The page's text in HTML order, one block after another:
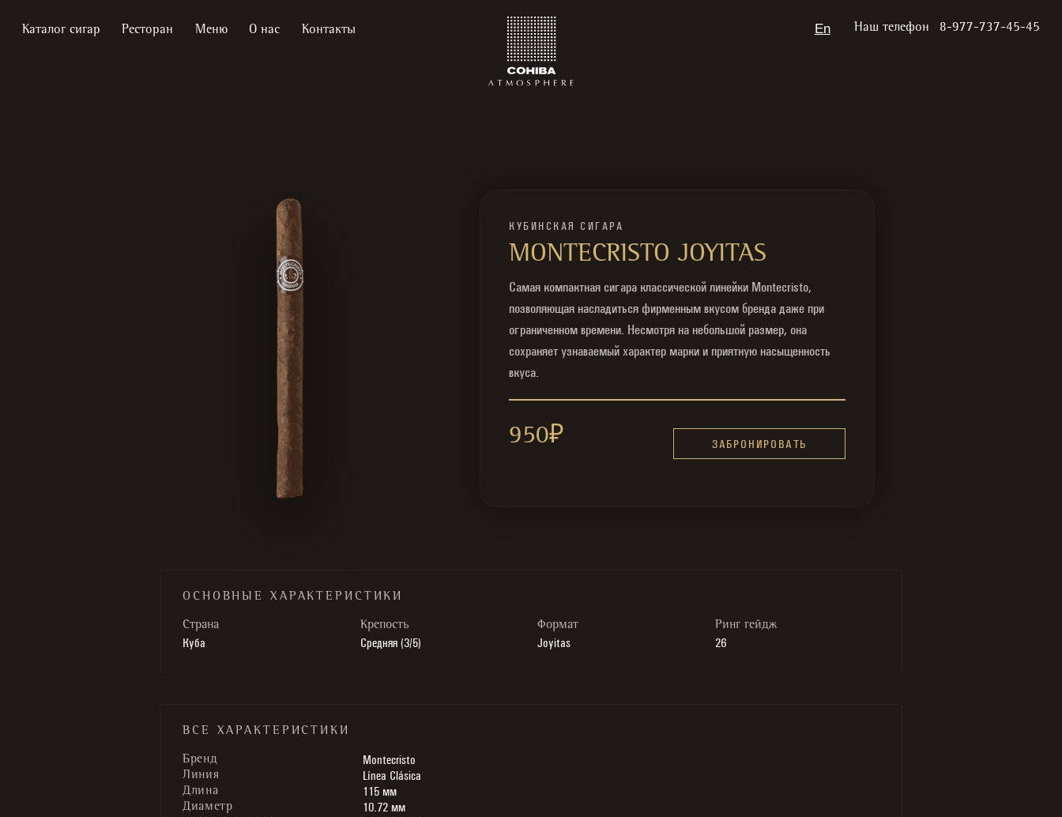
Каталог сигар Ресторан Меню О нас Контакты En Наш телефон 8-977-737-45-45
КУБИНСКАЯ СИГАРА
MONTECRISTO JOYITAS
Самая компактная сигара классической линейки Montecristo,
позволяющая насладиться фирменным вкусом бренда даже при
ограниченном времени. Несмотря на небольшой размер, она
сохраняет узнаваемый характер марки и приятную насыщенность
вкуса.
950₽ ЗАБРОНИРОВАТЬ
ОСНОВНЫЕ ХАРАКТЕРИСТИКИ
Cтрана
Куба
Крепость
Средняя (3/5)
Формат
Joyitas
Ринг гейдж
26
ВСЕ ХАРАКТЕРИСТИКИ
Бренд Montecristo
Линия Línea Clásica
Длина 115 мм
Диаметр 10.72 мм